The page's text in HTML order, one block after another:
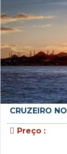
CRUZEIRO
Preço :